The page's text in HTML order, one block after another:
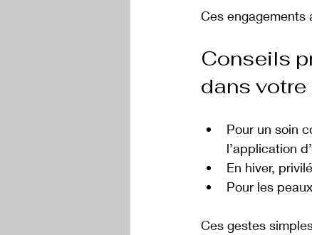
Ces
Conseils
dans
Pour un soin
l’application
En hiver,
Pour les
Ces gestes